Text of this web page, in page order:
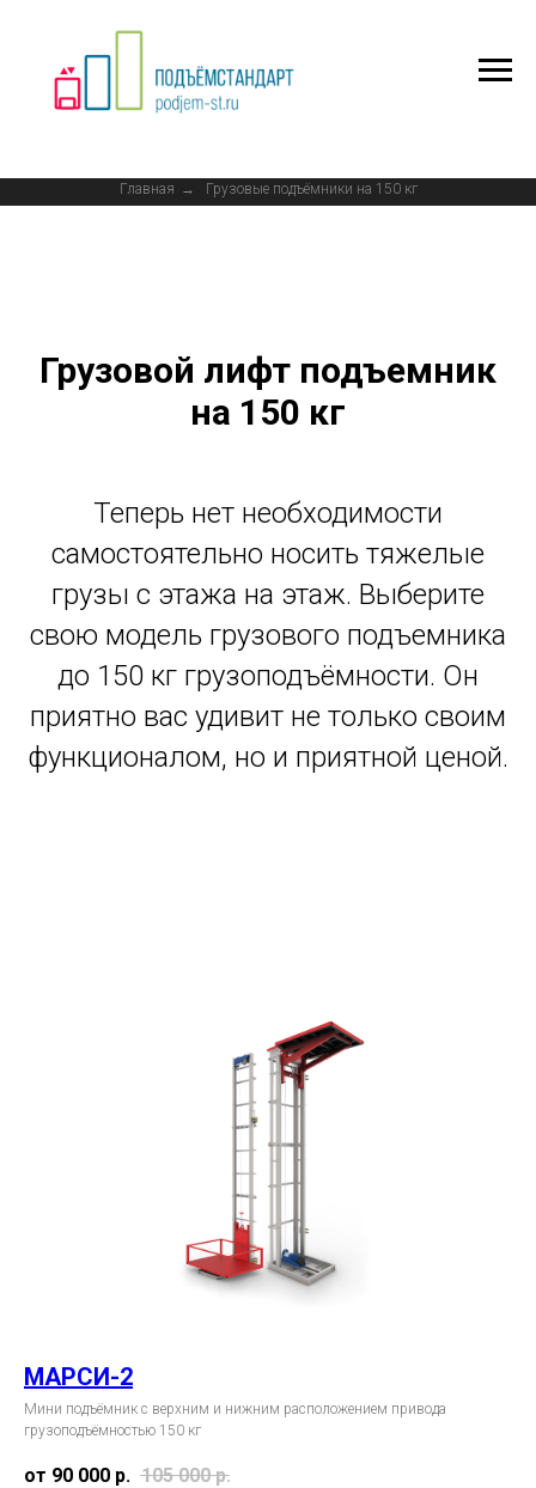
Главная → Грузовые подъёмники на 150 кг
Грузовой лифт подъемник
на 150 кг
Теперь нет необходимости
самостоятельно носить тяжелые
грузы с этажа на этаж. Выберите
свою модель грузового подъемника
до 150 кг грузоподъёмности. Он
приятно вас удивит не только своим
функционалом, но и приятной ценой.
МАРСИ-2
Мини подъёмник с верхним и нижним расположением привода
грузоподъёмностью 150 кг
от 90 000 р. 105 000 р.